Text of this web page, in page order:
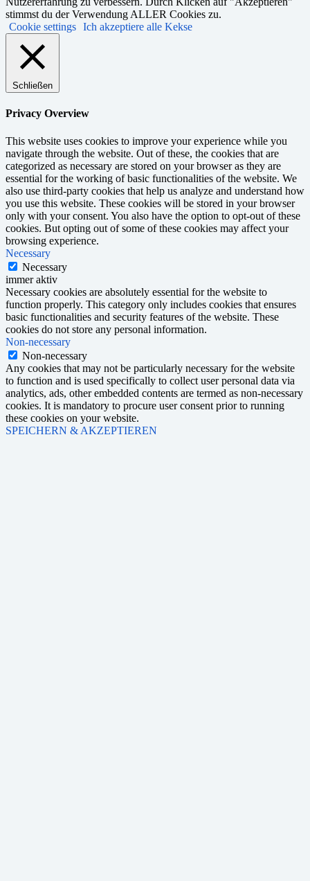
stimmst du der Verwendung ALLER Cookies zu.
Cookie settings Ich akzeptiere alle Kekse
Schließen
Privacy Overview
This website uses cookies to improve your experience while you
navigate through the website. Out of these, the cookies that are
categorized as necessary are stored on your browser as they are
essential for the working of basic functionalities of the website. We
also use third-party cookies that help us analyze and understand how
you use this website. These cookies will be stored in your browser
only with your consent. You also have the option to opt-out of these
cookies. But opting out of some of these cookies may affect your
browsing experience.
Necessary
Necessary
immer aktiv
Necessary cookies are absolutely essential for the website to
function properly. This category only includes cookies that ensures
basic functionalities and security features of the website. These
cookies do not store any personal information.
Non-necessary
Non-necessary
Any cookies that may not be particularly necessary for the website
to function and is used specifically to collect user personal data via
analytics, ads, other embedded contents are termed as non-necessary
cookies. It is mandatory to procure user consent prior to running
these cookies on your website.
SPEICHERN & AKZEPTIEREN